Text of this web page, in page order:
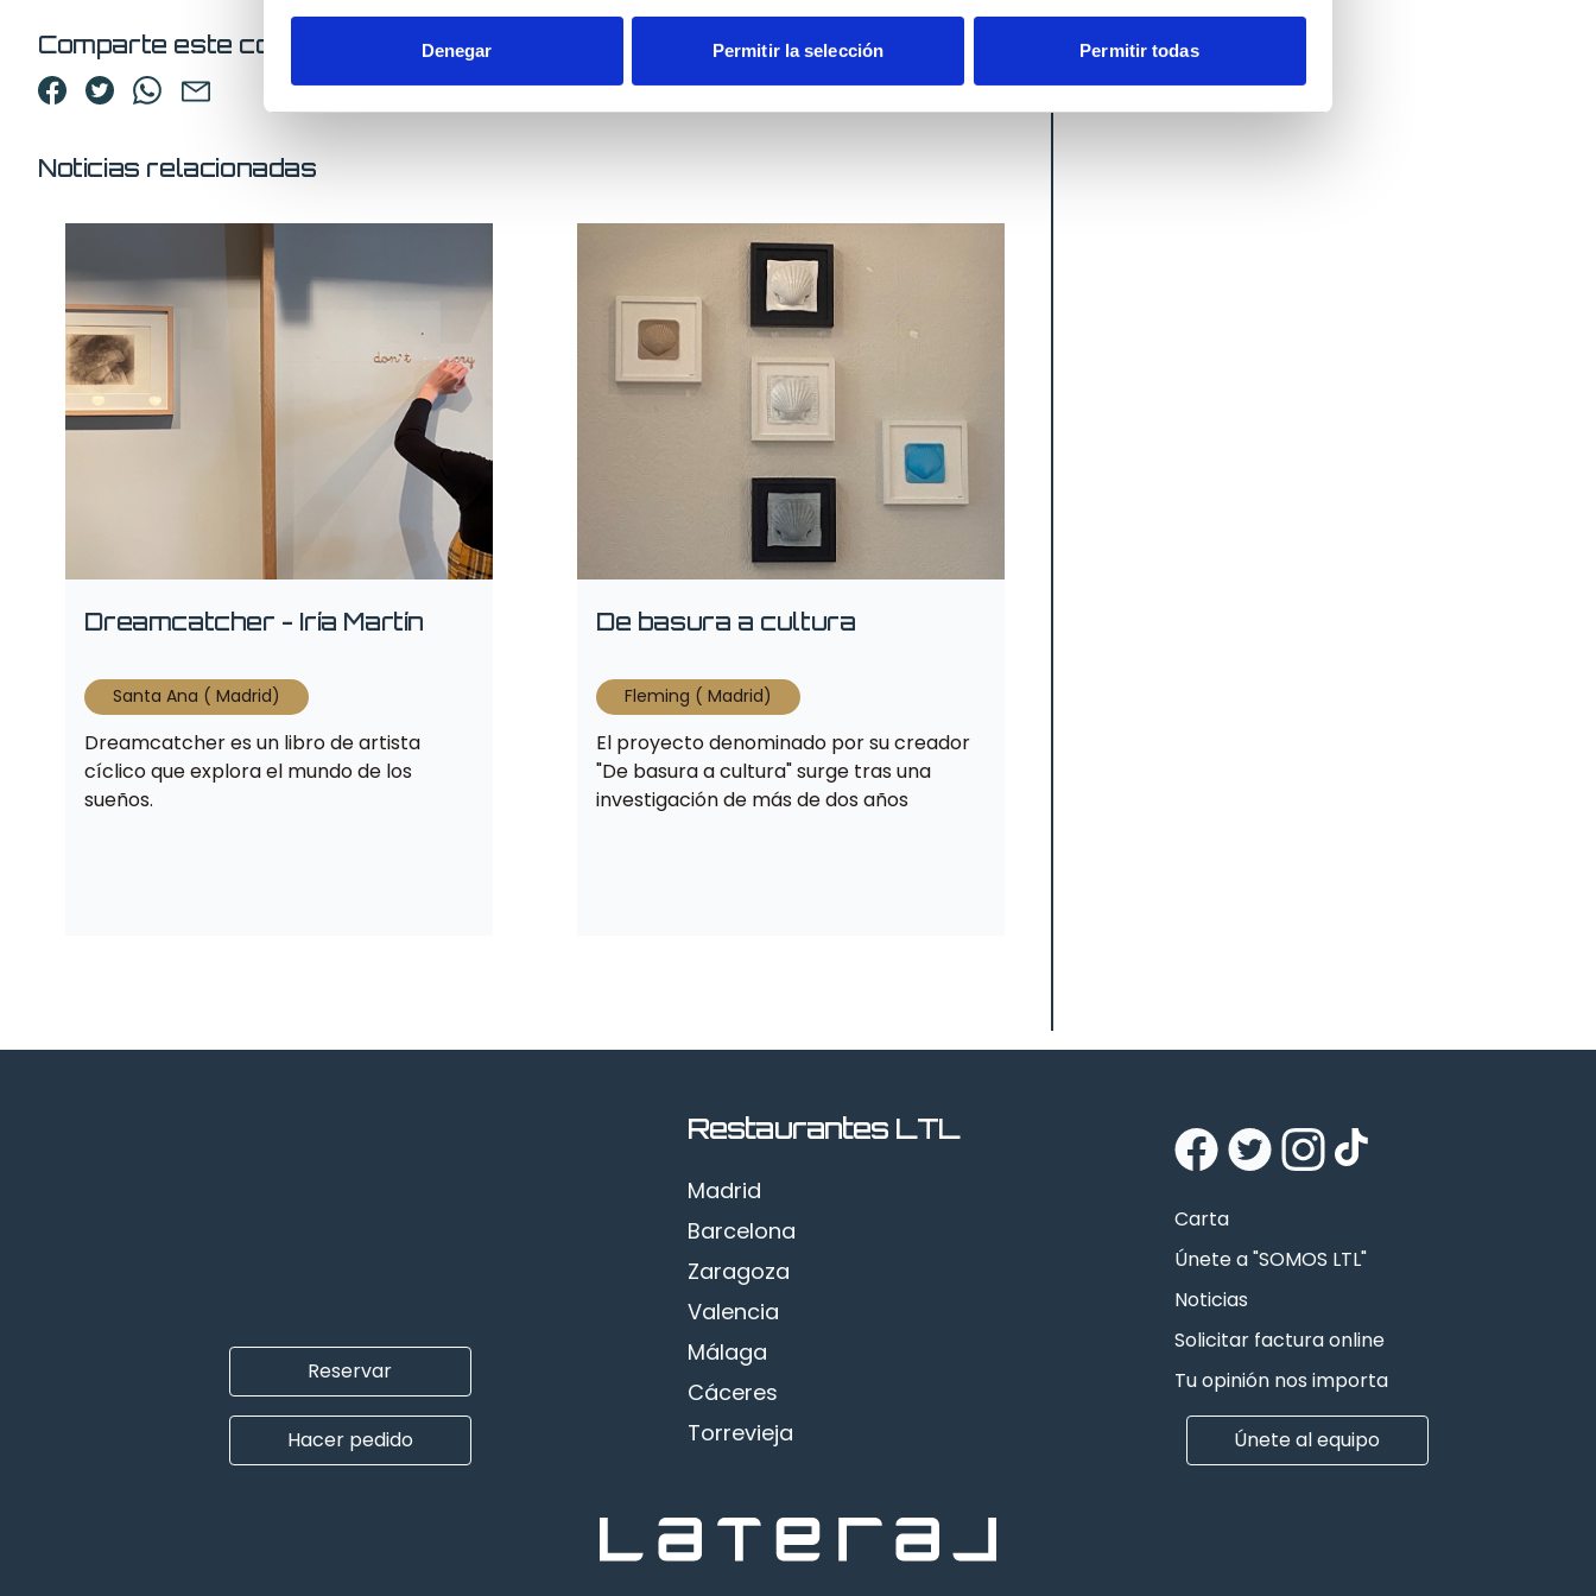
Denegar Permitir la selección Permitir todas
Comparte este contenido
Noticias relacionadas
Dreamcatcher - Iría Martín
Santa Ana ( Madrid)
Dreamcatcher es un libro de artista
cíclico que explora el mundo de los
sueños.
De basura a cultura
Fleming ( Madrid)
El proyecto denominado por su creador
"De basura a cultura" surge tras una
investigación de más de dos años
Reservar
Hacer pedido
Restaurantes LTL
Madrid
Barcelona
Zaragoza
Valencia
Málaga
Cáceres
Torrevieja
Carta
Únete a "SOMOS LTL"
Noticias
Solicitar factura online
Tu opinión nos importa
Únete al equipo